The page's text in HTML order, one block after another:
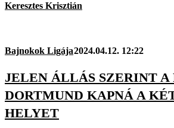
Keresztes Krisztián
Bajnokok Ligája2024.04.12. 12:22
JELEN ÁLLÁS SZERINT A
DORTMUND KAPNÁ A
HELYET